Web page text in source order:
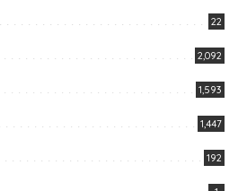
22
2,092
1,593
1,447
192